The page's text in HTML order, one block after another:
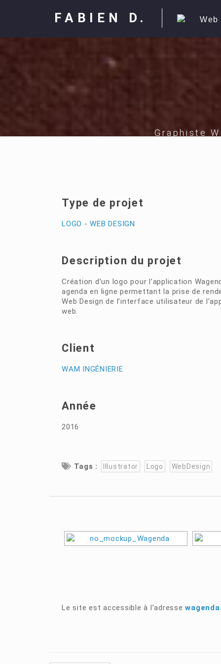
FABIEN D. Web
Graphiste
Type de projet
LOGO -WEB DESIGN
Description du projet
Création d’un logo pour l’application
agenda en ligne permettant la prise de
Web Design de l’interface utilisateur de
web.
Client
WAM INGÉNIERIE
Année
2016
Tags : Illustrator Logo WebDesign
Le site est accessible à l’adresse